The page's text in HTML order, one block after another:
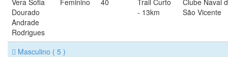
Vera Sofia
Dourado
Andrade
Rodrigues
Feminino 40
Trail Curto
- 13km
Clube Naval
São Vicente
Masculino ( 5 )